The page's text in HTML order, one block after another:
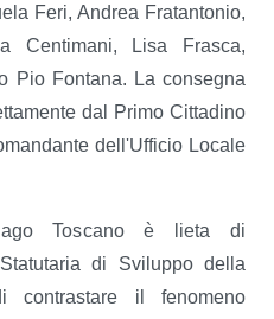
Feri, Andrea Fratantonio,
Centimani, Lisa Frasca,
Pio Fontana. La consegna
dal Primo Cittadino
dell'Ufficio Locale
Toscano è lieta di
di Sviluppo della
il fenomeno